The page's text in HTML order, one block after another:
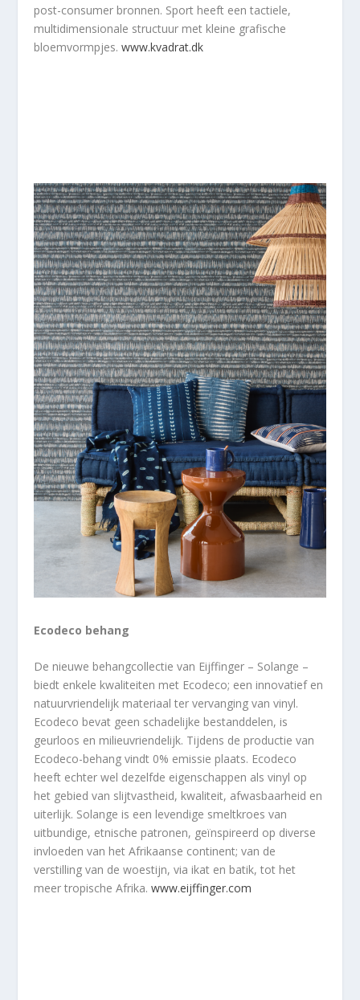
post-consumer bronnen. Sport heeft een tactiele,
multidimensionale structuur met kleine grafische
bloemvormpjes.www.kvadrat.dk
Ecodeco behang
De nieuwe behangcollectie van Eijffinger – Solange –
biedt enkele kwaliteiten met Ecodeco; een innovatief en
natuurvriendelijk materiaal ter vervanging van vinyl.
Ecodeco bevat geen schadelijke bestanddelen, is
geurloos en milieuvriendelijk. Tijdens de productie van
Ecodeco-behang vindt 0% emissie plaats. Ecodeco
heeft echter wel dezelfde eigenschappen als vinyl op
het gebied van slijtvastheid, kwaliteit, afwasbaarheid en
uiterlijk. Solange is een levendige smeltkroes van
uitbundige, etnische patronen, geïnspireerd op diverse
invloeden van het Afrikaanse continent; van de
verstilling van de woestijn, via ikat en batik, tot het
meer tropische Afrika.www.eijffinger.com